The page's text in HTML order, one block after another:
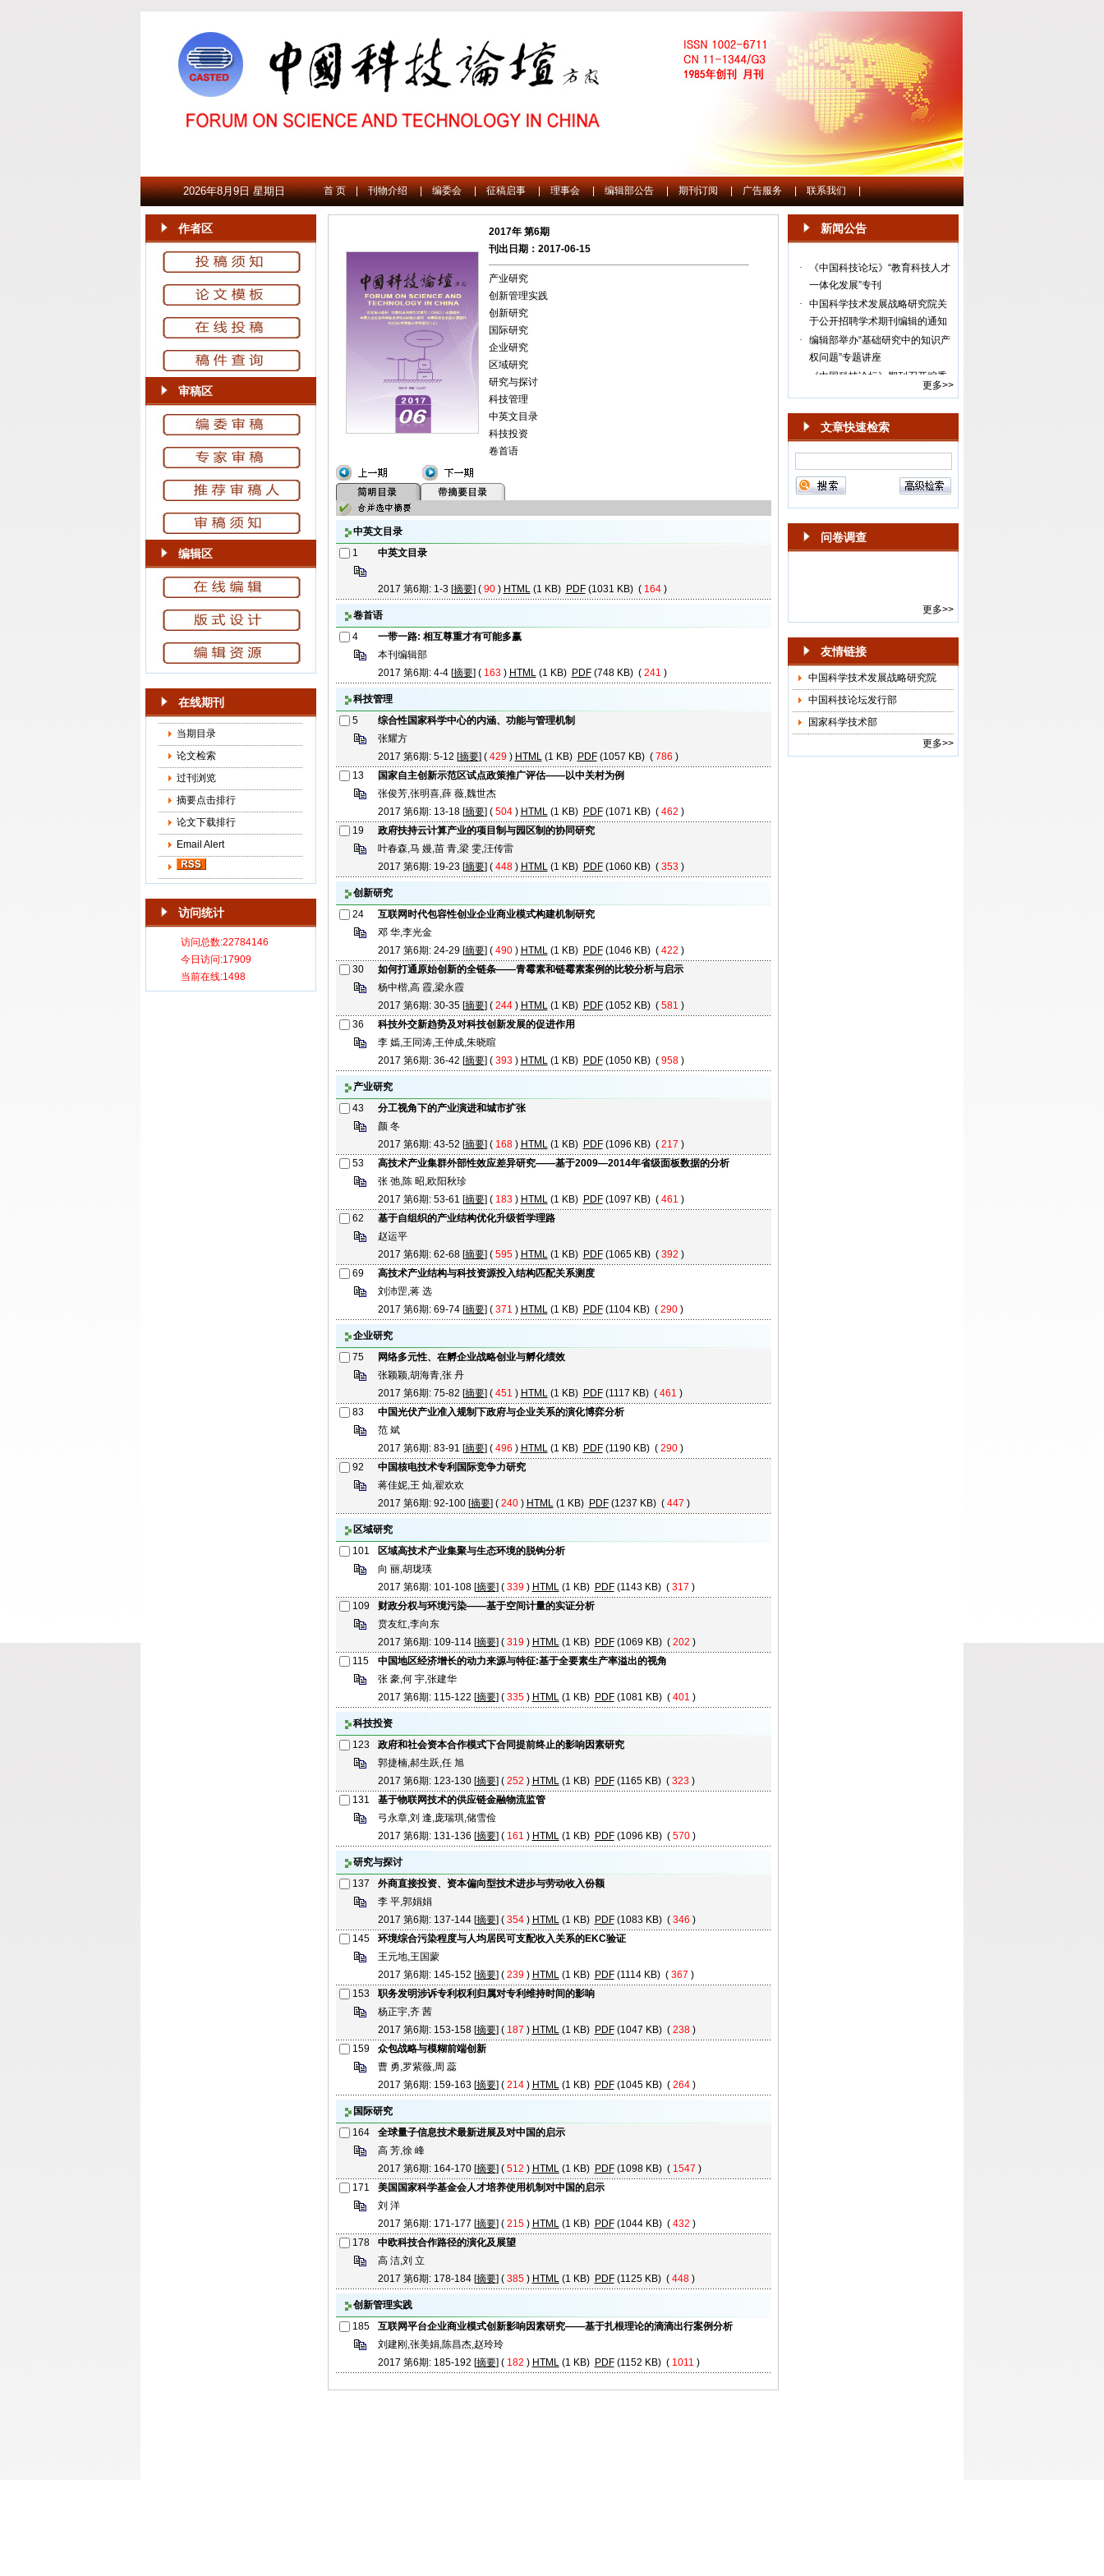
2026年8月9日 星期日 首 页 | 刊物介绍 | 编委会 | 征稿启事 | 理事会 | 编辑部公告 | 期刊订阅 | 广告服务 | 联系我们 |
作者区
审稿区
编辑区
在线期刊
当期目录
论文检索
过刊浏览
摘要点击排行
论文下载排行
Email Alert
访问统计
2017年 第6期
刊出日期：2017-06-15
产业研究
创新管理实践
创新研究
国际研究
企业研究
区域研究
研究与探讨
科技管理
中英文目录
科技投资
卷首语
中英文目录
1
中英文目录
2017 第6期: 1-3 [摘要] (90) HTML(1 KB) PDF(1031 KB) ( 164 )
卷首语
4
一带一路: 相互尊重才有可能多赢
本刊编辑部
2017 第6期: 4-4 [摘要] (163) HTML(1 KB) PDF(748 KB) ( 241 )
科技管理
5
综合性国家科学中心的内涵、功能与管理机制
张耀方
2017 第6期: 5-12 [摘要] (429 ) HTML(1 KB) PDF(1057 KB) ( 786 )
13
国家自主创新示范区试点政策推广评估——以中关村为例
张俊芳,张明喜,薛 薇,魏世杰
2017 第6期: 13-18 [摘要] (504) HTML(1 KB) PDF(1071 KB) ( 462 )
19
政府扶持云计算产业的项目制与园区制的协同研究
叶春森,马 嫚,苗 青,梁 雯,汪传雷
2017 第6期: 19-23 [摘要] (448) HTML(1 KB) PDF(1060 KB) ( 353 )
创新研究
24
互联网时代包容性创业企业商业模式构建机制研究
邓 华,李光金
2017 第6期: 24-29 [摘要] (490) HTML(1 KB) PDF(1046 KB) ( 422 )
30
如何打通原始创新的全链条——青霉素和链霉素案例的比较分析与启示
杨中楷,高 霞,梁永霞
2017 第6期: 30-35 [摘要] (244) HTML(1 KB) PDF(1052 KB) ( 581 )
36
科技外交新趋势及对科技创新发展的促进作用
李 嫣,王同涛,王仲成,朱晓暄
2017 第6期: 36-42 [摘要] (393) HTML(1 KB) PDF(1050 KB) ( 958 )
产业研究
43
分工视角下的产业演进和城市扩张
颜 冬
2017 第6期: 43-52 [摘要] (168) HTML(1 KB) PDF(1096 KB) ( 217 )
53
高技术产业集群外部性效应差异研究——基于2009—2014年省级面板数据的分析
张 弛,陈 昭,欧阳秋珍
2017 第6期: 53-61 [摘要] (183) HTML(1 KB) PDF(1097 KB) ( 461 )
62
基于自组织的产业结构优化升级哲学理路
赵运平
2017 第6期: 62-68 [摘要] (595) HTML(1 KB) PDF(1065 KB) ( 392 )
69
高技术产业结构与科技资源投入结构匹配关系测度
刘沛罡,蒋 选
2017 第6期: 69-74 [摘要] (371 ) HTML(1 KB) PDF(1104 KB) ( 290 )
企业研究
75
网络多元性、在孵企业战略创业与孵化绩效
张颖颖,胡海青,张 丹
2017 第6期: 75-82 [摘要] (451 ) HTML(1 KB) PDF(1117 KB) ( 461 )
83
中国光伏产业准入规制下政府与企业关系的演化博弈分析
范 斌
2017 第6期: 83-91 [摘要] (496 ) HTML(1 KB) PDF(1190 KB) ( 290 )
92
中国核电技术专利国际竞争力研究
蒋佳妮,王 灿,翟欢欢
2017 第6期: 92-100 [摘要] (240) HTML(1 KB) PDF(1237 KB) ( 447 )
区域研究
101
区域高技术产业集聚与生态环境的脱钩分析
向 丽,胡珑瑛
2017 第6期: 101-108 [摘要] (339) HTML(1 KB) PDF(1143 KB) ( 317 )
109
财政分权与环境污染——基于空间计量的实证分析
贲友红,李向东
2017 第6期: 109-114 [摘要] (319 ) HTML(1 KB) PDF(1069 KB) ( 202 )
115
中国地区经济增长的动力来源与特征:基于全要素生产率溢出的视角
张 豪,何 宇,张建华
2017 第6期: 115-122 [摘要] (335) HTML(1 KB) PDF(1081 KB) ( 401 )
科技投资
123
政府和社会资本合作模式下合同提前终止的影响因素研究
郭捷楠,郝生跃,任 旭
2017 第6期: 123-130 [摘要] (252 ) HTML(1 KB) PDF(1165 KB) ( 323 )
131
基于物联网技术的供应链金融物流监管
弓永章,刘 逢,庞瑞琪,储雪俭
2017 第6期: 131-136 [摘要] (161 ) HTML(1 KB) PDF(1096 KB) ( 570 )
研究与探讨
137
外商直接投资、资本偏向型技术进步与劳动收入份额
李 平,郭娟娟
2017 第6期: 137-144 [摘要] (354) HTML(1 KB) PDF(1083 KB) ( 346 )
145
环境综合污染程度与人均居民可支配收入关系的EKC验证
王元地,王国蒙
2017 第6期: 145-152 [摘要] (239) HTML(1 KB) PDF(1114 KB) ( 367 )
153
职务发明涉诉专利权利归属对专利维持时间的影响
杨正宇,齐 茜
2017 第6期: 153-158 [摘要] (187 ) HTML(1 KB) PDF(1047 KB) ( 238 )
159
众包战略与模糊前端创新
曹 勇,罗紫薇,周 蕊
2017 第6期: 159-163 [摘要] (214) HTML(1 KB) PDF(1045 KB) ( 264 )
国际研究
164
全球量子信息技术最新进展及对中国的启示
高 芳,徐 峰
2017 第6期: 164-170 [摘要] (512 ) HTML(1 KB) PDF(1098 KB) ( 1547 )
171
美国国家科学基金会人才培养使用机制对中国的启示
刘 洋
2017 第6期: 171-177 [摘要] (215) HTML(1 KB) PDF(1044 KB) ( 432 )
178
中欧科技合作路径的演化及展望
高 洁,刘 立
2017 第6期: 178-184 [摘要] (385) HTML(1 KB) PDF(1125 KB) ( 448 )
创新管理实践
185
互联网平台企业商业模式创新影响因素研究——基于扎根理论的滴滴出行案例分析
刘建刚,张美娟,陈昌杰,赵玲玲
2017 第6期: 185-192 [摘要] (182 ) HTML(1 KB) PDF(1152 KB) ( 1011 )
新闻公告
一体化发展”专刊
中国科学技术发展战略研究院关
于公开招聘学术期刊编辑的通知
编辑部举办“基础研究中的知识产
权问题”专题讲座
《中国科技论坛》期刊召开编委
会年度会议
· 《中国科技论坛》“智能体的风险
与治理”专栏征稿启事
编辑部举办“科学学发展回顾”专
· 新一届《中国科技论坛》期刊顾
问委员会年度会议召开
坛》选题会在京召开
第15届《中国科技论坛》“面向中
供给侧结构性改革”会议通知
· “中国科技论坛·科技创新与供给
侧结构性改革”预通知
·
关于邀请参加“《中国科技论坛》
作者、审稿人和编辑座谈会”的函
(镇江、南京)
· 2015年《中国科技论坛》征集面
更多>>
文章快速检索
问卷调查
更多>>
友情链接
中国科学技术发展战略研究院
中国科技论坛发行部
国家科学技术部
更多>>